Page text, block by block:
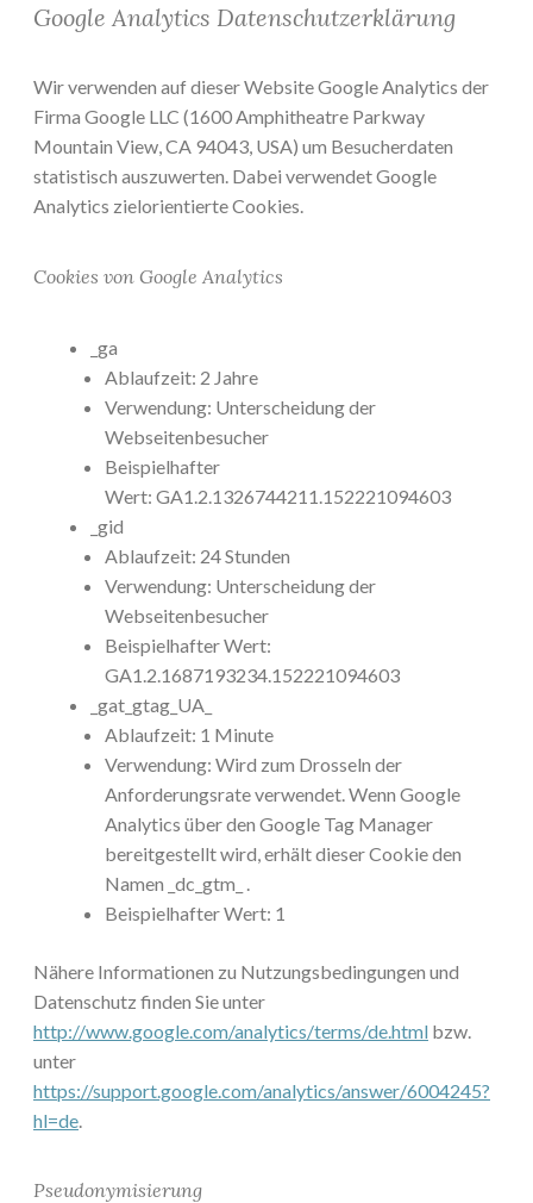
Google Analytics Datenschutzerklärung
Wir verwenden auf dieser Website Google Analytics der
Firma Google LLC (1600 Amphitheatre Parkway
Mountain View, CA 94043, USA) um Besucherdaten
statistisch auszuwerten. Dabei verwendet Google
Analytics zielorientierte Cookies.
Cookies von Google Analytics
_ga
Ablaufzeit: 2 Jahre
Verwendung: Unterscheidung der
Webseitenbesucher
Beispielhafter
Wert: GA1.2.1326744211.152221094603
_gid
Ablaufzeit: 24 Stunden
Verwendung: Unterscheidung der
Webseitenbesucher
Beispielhafter Wert:
GA1.2.1687193234.152221094603
_gat_gtag_UA_
Ablaufzeit: 1 Minute
Verwendung: Wird zum Drosseln der
Anforderungsrate verwendet. Wenn Google
Analytics über den Google Tag Manager
bereitgestellt wird, erhält dieser Cookie den
Namen _dc_gtm_ .
Beispielhafter Wert: 1
Nähere Informationen zu Nutzungsbedingungen und
Datenschutz finden Sie unter
http://www.google.com/analytics/terms/de.html bzw.
unter
https://support.google.com/analytics/answer/6004245?
hl=de.
Pseudonymisierung